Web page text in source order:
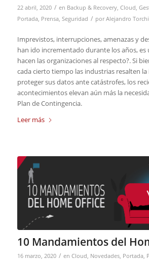
22 abril, 2020 / en Backup & Recovery, Cloud,
Portada, Prensa, Seguridad / porAlejandro
Imprevistos, interrupciones, amenazas y
han ido incrementado durante los años,
hacen las organizaciones al respecto?. Si
cada cierto tiempo las industrias resalten
proteger sus datos ante catástrofes, los
acontecimientos elevan aún más la
Plan de Contingencia.
Leer más
10 Mandamientos del
16 marzo, 2020 / en Cloud Novedades, Portada,